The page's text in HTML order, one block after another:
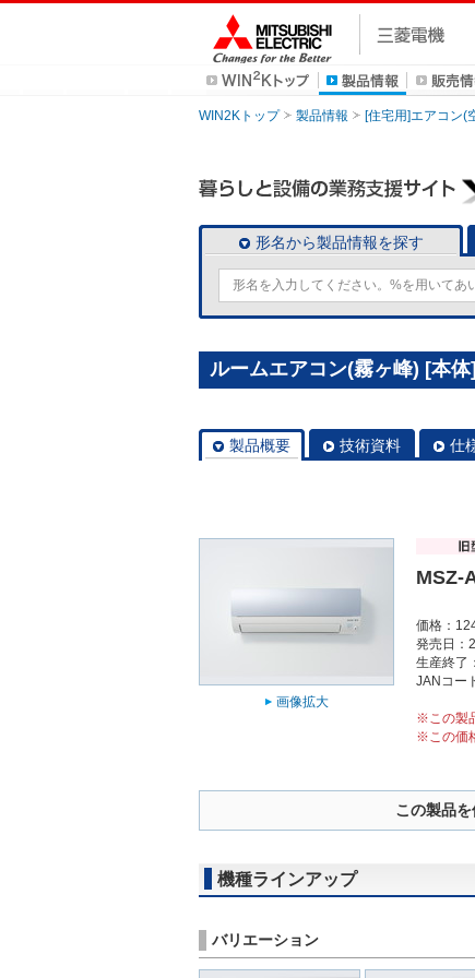
WIN2Kトップ 製品情報 [住宅用]エアコン(
形名から製品情報を探す
ルームエアコン(霧ヶ峰) [本
製品概要 技術資料 仕
画像拡大
MSZ-
価格：
発売日：
生産終了
JANコー
※この製
※この価
この製品を
機種ラインアップ
バリエーション